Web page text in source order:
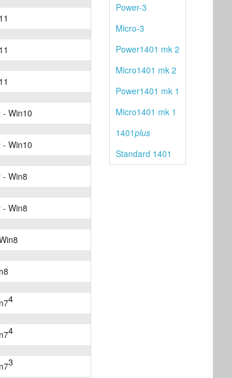
- Win10
- Win10
- Win8
- Win8
4
4
3
Power-3
Micro-3
Power1401 mk 2
Micro1401 mk 2
Power1401 mk 1
Micro1401 mk 1
1401plus
Standard 1401